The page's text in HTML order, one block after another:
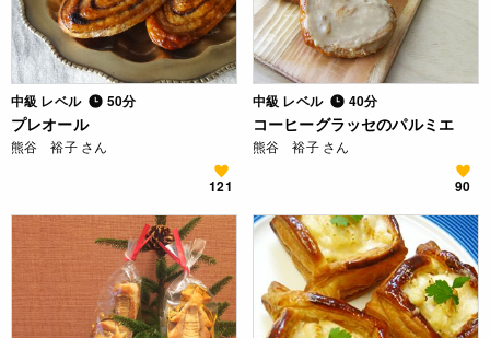
中級 レベル 50分
プレオール
熊谷 裕子 さん
121
中級 レベル 40分
コーヒーグラッセのパルミエ
熊谷 裕子 さん
90